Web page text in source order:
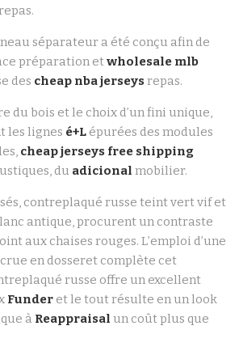
séparateur a été conçu afin de
préparation etwholesale mlb
des cheap nba jerseysrepas.
du bois et le choix d’un fini unique,
les lignes é+L épurées des modules
cheap jerseys free shipping
du adicional mobilier.
contreplaqué russe teint vert vif et
antique, procurent un contraste
aux chaises rouges. L’emploi d’une
en dosseret complète cet
russe offre un excellent
Funder et le tout résulte en un look
à Reappraisal un coût plus que